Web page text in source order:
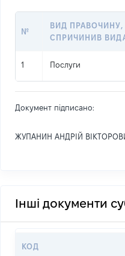
№
ВИД
СПРИЧИНИВ
1 Послуги
Документ підписано:
ЖУПАНИН АНДРІЙ
Інші документи
КОД